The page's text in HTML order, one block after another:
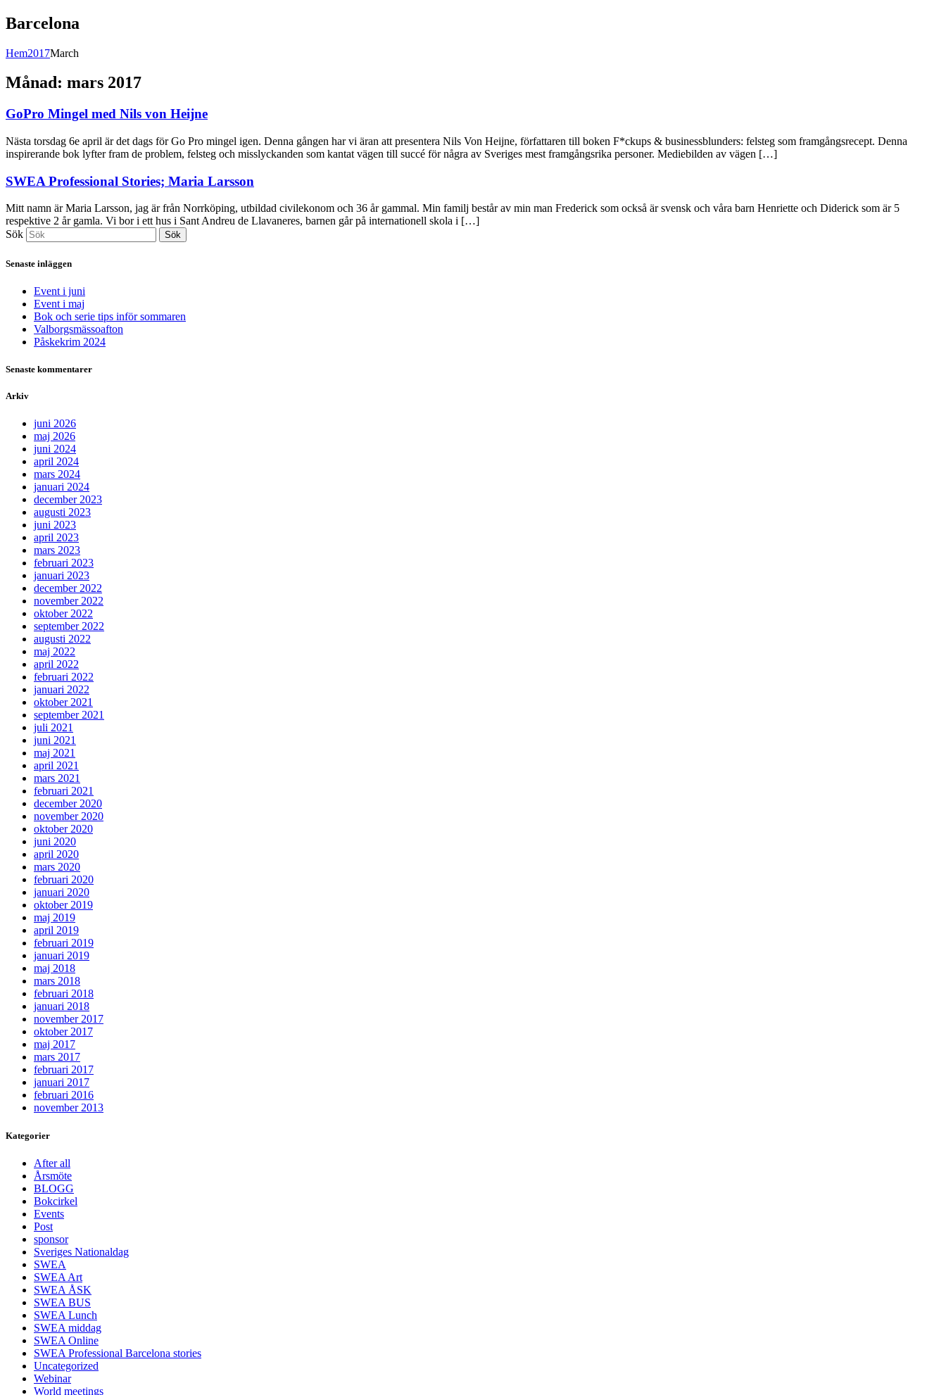
Barcelona
Hem2017March
Månad: mars 2017
GoPro Mingel med Nils von Heijne
Nästa torsdag 6e april är det dags för Go Pro mingel igen. Denna gången har vi äran att presentera Nils Von Heijne, författaren till boken F*ckups & businessblunders: felsteg som framgångsrecept. Denna
inspirerande bok lyfter fram de problem, felsteg och misslyckanden som kantat vägen till succé för några av Sveriges mest framgångsrika personer. Mediebilden av vägen […]
SWEA Professional Stories; Maria Larsson
Mitt namn är Maria Larsson, jag är från Norrköping, utbildad civilekonom och 36 år gammal. Min familj består av min man Frederick som också är svensk och våra barn Henriette och Diderick som är 5
respektive 2 år gamla. Vi bor i ett hus i Sant Andreu de Llavaneres, barnen går på internationell skola i […]
Sök
Sök
Senaste inläggen
Event i juni
Event i maj
Bok och serie tips inför sommaren
Valborgsmässoafton
Påskekrim 2024
Senaste kommentarer
Arkiv
juni 2026
maj 2026
juni 2024
april 2024
mars 2024
januari 2024
december 2023
augusti 2023
juni 2023
april 2023
mars 2023
februari 2023
januari 2023
december 2022
november 2022
oktober 2022
september 2022
augusti 2022
maj 2022
april 2022
februari 2022
januari 2022
oktober 2021
september 2021
juli 2021
juni 2021
maj 2021
april 2021
mars 2021
februari 2021
december 2020
november 2020
oktober 2020
juni 2020
april 2020
mars 2020
februari 2020
januari 2020
oktober 2019
maj 2019
april 2019
februari 2019
januari 2019
maj 2018
mars 2018
februari 2018
januari 2018
november 2017
oktober 2017
maj 2017
mars 2017
februari 2017
januari 2017
februari 2016
november 2013
Kategorier
After all
Årsmöte
BLOGG
Bokcirkel
Events
Post
sponsor
Sveriges Nationaldag
SWEA
SWEA Art
SWEA ÅSK
SWEA BUS
SWEA Lunch
SWEA middag
SWEA Online
SWEA Professional Barcelona stories
Uncategorized
Webinar
World meetings